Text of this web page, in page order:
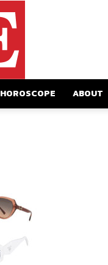
HOROSCOPE ABOUT